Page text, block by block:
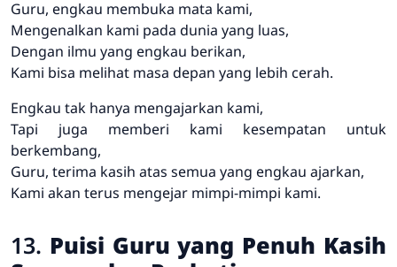
Guru, engkau membuka mata kami,
Mengenalkan kami pada dunia yang luas,
Dengan ilmu yang engkau berikan,
Kami bisa melihat masa depan yang lebih cerah.
Engkau tak hanya mengajarkan kami,
Tapi juga memberi kami kesempatan untuk
berkembang,
Guru, terima kasih atas semua yang engkau ajarkan,
Kami akan terus mengejar mimpi-mimpi kami.
13. Puisi Guru yang Penuh Kasih